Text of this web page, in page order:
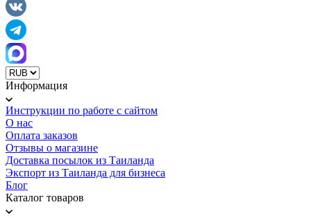
Информация
Инструкции по работе с сайтом
О нас
Оплата заказов
Отзывы о магазине
Доставка посылок из Таиланда
Экспорт из Таиланда для бизнеса
Блог
Каталог товаров